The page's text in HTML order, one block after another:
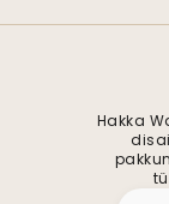
Hakka